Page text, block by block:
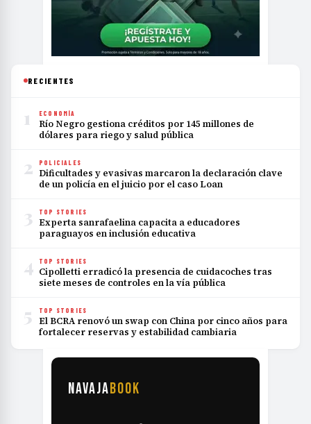
RECIENTES
1 ECONOMÍA
Río Negro gestiona créditos por 145 millones de
dólares para riego y salud pública
2 POLICIALES
Dificultades y evasivas marcaron la declaración clave
de un policía en el juicio por el caso Loan
3 TOP STORIES
Experta sanrafaelina capacita a educadores
paraguayos en inclusión educativa
4 TOP STORIES
Cipolletti erradicó la presencia de cuidacoches tras
siete meses de controles en la vía pública
5 TOP STORIES
El BCRA renovó un swap con China por cinco años para
fortalecer reservas y estabilidad cambiaria
NAVAJABOOK